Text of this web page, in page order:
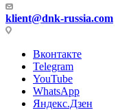
klient@dnk-russia.com
Вконтакте
Telegram
YouTube
WhatsApp
Яндекс.Дзен